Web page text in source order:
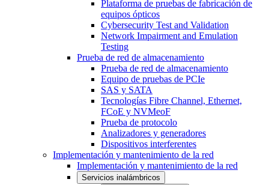
Plataforma de pruebas de fabricación de
equipos ópticos
Cybersecurity Test and Validation
Network Impairment and Emulation
Testing
Prueba de red de almacenamiento
Prueba de red de almacenamiento
Equipo de pruebas de PCIe
SAS y SATA
Tecnologías Fibre Channel, Ethernet,
FCoE y NVMeoF
Prueba de protocolo
Analizadores y generadores
Dispositivos interferentes
Implementación y mantenimiento de la red
Implementación y mantenimiento de la red
Servicios inalámbricos